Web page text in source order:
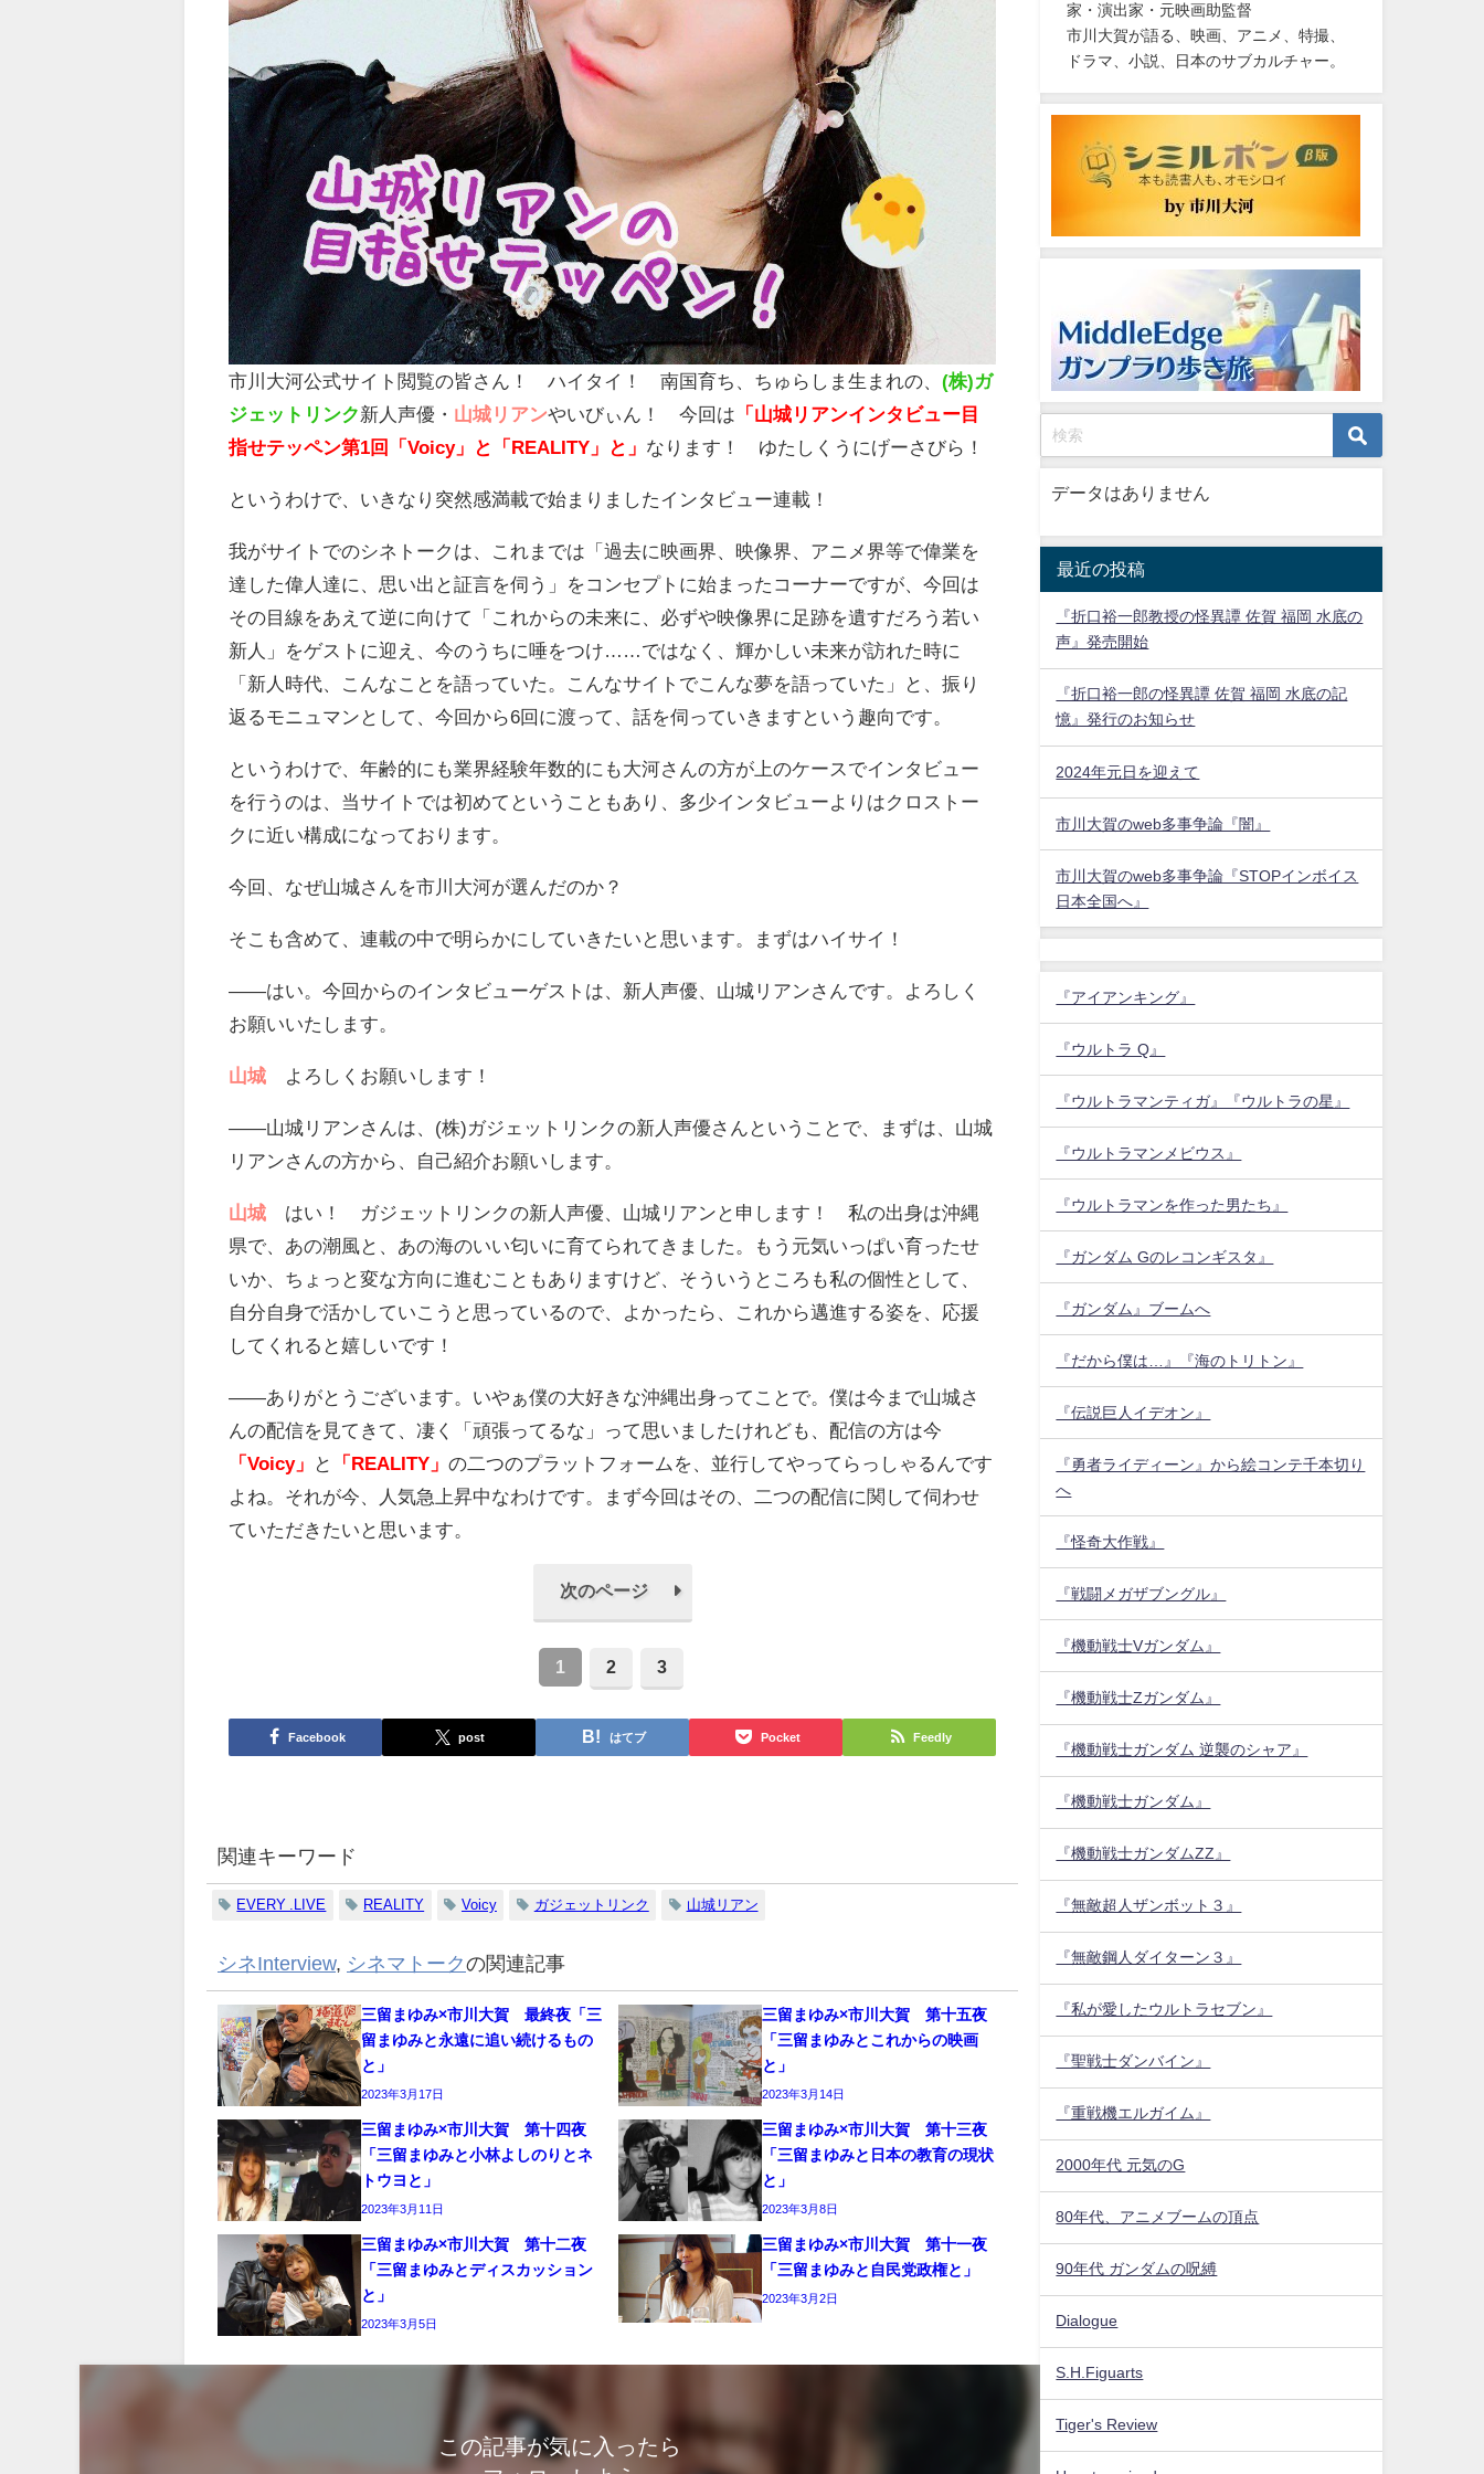
市川大河公式サイト閲覧の皆さん！ ハイタイ！ 南国育ち、ちゅらしま生まれの、 (株)ガ
ジェットリンク新人声優・ 山城リアンやいびぃん！ 今回は 「山城リアンインタビュー目
指せテッペン第1回「Voicy」と「REALITY」と」 なります！ ゆたしくうにげーさびら！
というわけで、いきなり突然感満載で始まりましたインタビュー連載！
我がサイトでのシネトークは、これまでは「過去に映画界、映像界、アニメ界等で偉業を
達した偉人達に、思い出と証言を伺う」をコンセプトに始まったコーナーですが、今回は
その目線をあえて逆に向けて「これからの未来に、必ずや映像界に足跡を遺すだろう若い
新人」をゲストに迎え、今のうちに唾をつけ……ではなく、輝かしい未来が訪れた時に
「新人時代、こんなことを語っていた。こんなサイトでこんな夢を語っていた」と、振り
返るモニュマンとして、今回から6回に渡って、話を伺っていきますという趣向です。
というわけで、年齢的にも業界経験年数的にも大河さんの方が上のケースでインタビュー
を行うのは、当サイトでは初めてということもあり、多少インタビューよりはクロストー
クに近い構成になっております。
今回、なぜ山城さんを市川大河が選んだのか？
そこも含めて、連載の中で明らかにしていきたいと思います。まずはハイサイ！
――はい。今回からのインタビューゲストは、新人声優、山城リアンさんです。よろしく
お願いいたします。
山城 よろしくお願いします！
――山城リアンさんは、(株)ガジェットリンクの新人声優さんということで、まずは、山城
リアンさんの方から、自己紹介お願いします。
山城 はい！ ガジェットリンクの新人声優、山城リアンと申します！ 私の出身は沖縄
県で、あの潮風と、あの海のいい匂いに育てられてきました。もう元気いっぱい育ったせ
いか、ちょっと変な方向に進むこともありますけど、そういうところも私の個性として、
自分自身で活かしていこうと思っているので、よかったら、これから邁進する姿を、応援
してくれると嬉しいです！
――ありがとうございます。いやぁ僕の大好きな沖縄出身ってことで。僕は今まで山城さ
んの配信を見てきて、凄く「頑張ってるな」って思いましたけれども、配信の方は今
「Voicy」
と 「REALITY」 の二つのプラットフォームを、並行してやってらっしゃるんです
よね。それが今、人気急上昇中なわけです。まず今回はその、二つの配信に関して伺わせ
ていただきたいと思います。
次のページ
1 2 3
Facebook post はてブ Pocket Feedly
関連キーワード
EVERY .LIVE REALITY Voicy ガジェットリンク 山城リアン
シネInterview, シネマトークの関連記事
三留まゆみ×市川大賀 最終夜「三
留まゆみと永遠に追い続けるもの
と」
2023年3月17日
三留まゆみ×市川大賀 第十五夜
「三留まゆみとこれからの映画
と」
2023年3月14日
三留まゆみ×市川大賀 第十四夜
「三留まゆみと小林よしのりとネ
トウヨと」
2023年3月11日
三留まゆみ×市川大賀 第十三夜
「三留まゆみと日本の教育の現状
と」
2023年3月8日
三留まゆみ×市川大賀 第十二夜
「三留まゆみとディスカッション
と」
2023年3月5日
三留まゆみ×市川大賀 第十一夜
「三留まゆみと自民党政権と」
2023年3月2日
この記事が気に入ったら
家・演出家・元映画助監督
市川大賀が語る、映画、アニメ、特撮、
ドラマ、小説、日本のサブカルチャー。
データはありません
最近の投稿
『折口裕一郎教授の怪異譚 佐賀 福岡 水底の
声』発売開始
『折口裕一郎の怪異譚 佐賀 福岡 水底の記
憶』発行のお知らせ
2024年元日を迎えて
市川大賀のweb多事争論『闇』
市川大賀のweb多事争論『STOPインボイス
日本全国へ』
『アイアンキング』
『ウルトラ Q』
『ウルトラマンティガ』『ウルトラの星』
『ウルトラマンメビウス』
『ウルトラマンを作った男たち』
『ガンダム Gのレコンギスタ』
『ガンダム』ブームへ
『だから僕は…』『海のトリトン』
『伝説巨人イデオン』
『勇者ライディーン』から絵コンテ千本切り
へ
『怪奇大作戦』
『戦闘メガザブングル』
『機動戦士Vガンダム』
『機動戦士Zガンダム』
『機動戦士ガンダム 逆襲のシャア』
『機動戦士ガンダム』
『機動戦士ガンダムZZ』
『無敵超人ザンボット３』
『無敵鋼人ダイターン３』
『私が愛したウルトラセブン』
『聖戦士ダンバイン』
『重戦機エルガイム』
2000年代 元気のG
80年代、アニメブームの頂点
90年代 ガンダムの呪縛
Dialogue
S.H.Figuarts
Tiger's Review